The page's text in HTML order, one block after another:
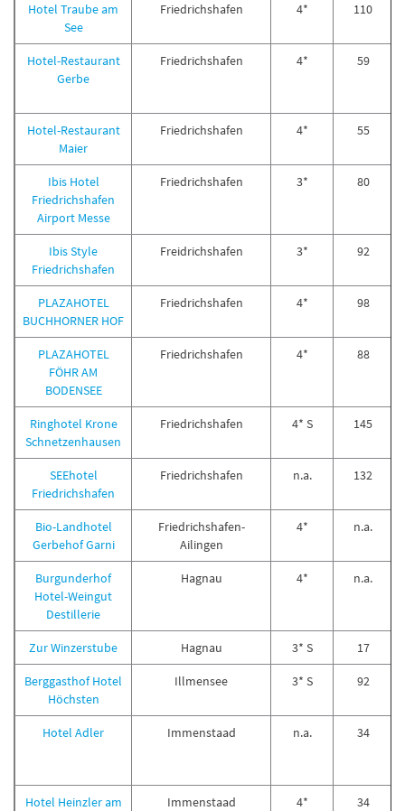
Hotel Traube am
See
Friedrichshafen 4* 110
Hotel-Restaurant
Gerbe
Friedrichshafen 4* 59
Hotel-Restaurant
Maier
Friedrichshafen 4* 55
Ibis Hotel
Friedrichshafen
Airport Messe
Friedrichshafen 3* 80
Ibis Style
Friedrichshafen
Freidrichshafen 3* 92
PLAZAHOTEL
BUCHHORNER HOF
Friedrichshafen 4* 98
PLAZAHOTEL
FÖHR AM
BODENSEE
Friedrichshafen 4* 88
Ringhotel Krone
Schnetzenhausen
Friedrichshafen 4* S 145
SEEhotel
Friedrichshafen
Friedrichshafen n.a. 132
Bio-Landhotel
Gerbehof Garni
Friedrichshafen-
Ailingen
4* n.a.
Burgunderhof
Hotel-Weingut
Destillerie
Hagnau 4* n.a.
Zur Winzerstube Hagnau 3* S 17
Berggasthof Hotel
Höchsten
Illmensee 3* S 92
Hotel Adler Immenstaad n.a. 34
Hotel Heinzler am
Immenstaad 4* 34